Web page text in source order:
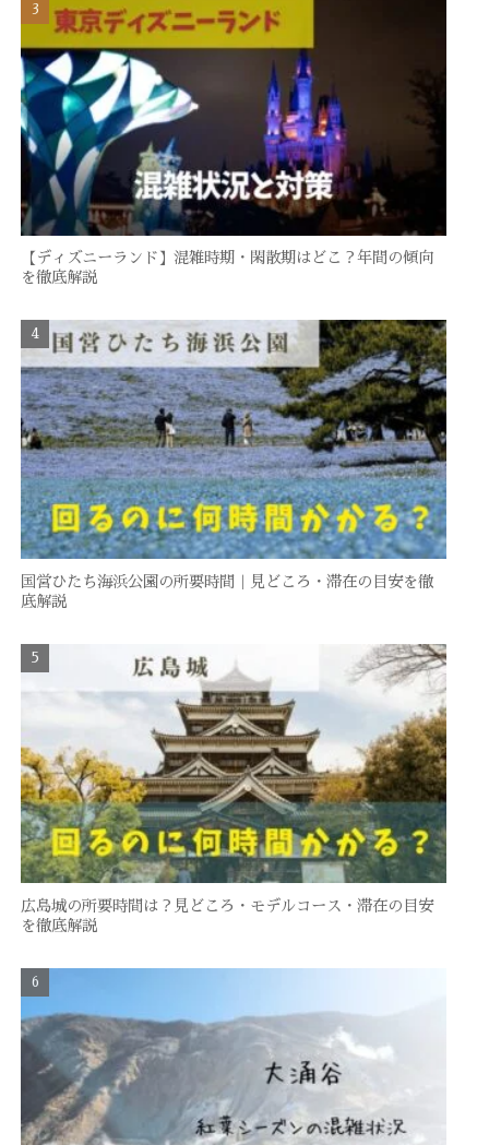
【ディズニーランド】混雑時期・閑散期はどこ？年間の傾向
を徹底解説
国営ひたち海浜公園の所要時間｜見どころ・滞在の目安を徹
底解説
広島城の所要時間は？見どころ・モデルコース・滞在の目安
を徹底解説